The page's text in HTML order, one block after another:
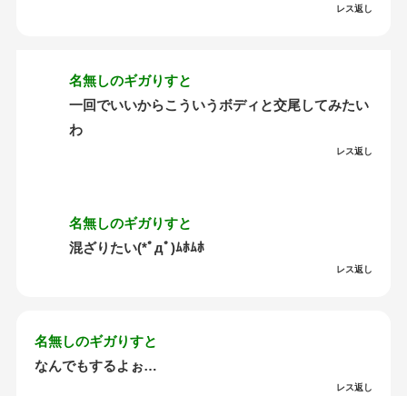
レス返し
名無しのギガりすと
一回でいいからこういうボディと交尾してみたい
わ
レス返し
名無しのギガりすと
混ざりたい(*ﾟдﾟ)ﾑﾎﾑﾎ
レス返し
名無しのギガりすと
なんでもするよぉ…
レス返し